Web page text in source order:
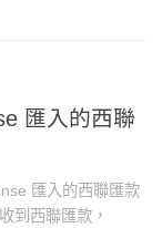
匯入的西聯
匯入的西聯匯款
到西聯匯款，